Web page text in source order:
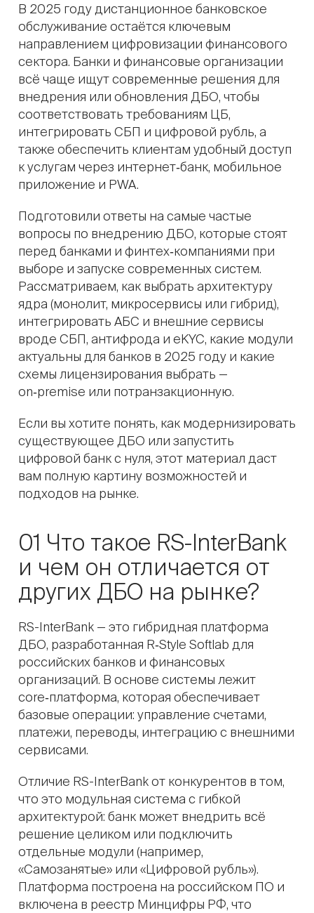
В 2025 году дистанционное банковское
обслуживание остаётся ключевым
направлением цифровизации финансового
сектора. Банки и финансовые организации
всё чаще ищут современные решения для
внедрения или обновления ДБО, чтобы
соответствовать требованиям ЦБ,
интегрировать СБП и цифровой рубль, а
также обеспечить клиентам удобный доступ
к услугам через интернет‑банк, мобильное
приложение и PWA.
Подготовили ответы на самые частые
вопросы по внедрению ДБО, которые стоят
перед банками и финтех‑компаниями при
выборе и запуске современных систем.
Рассматриваем, как выбрать архитектуру
ядра (монолит, микросервисы или гибрид),
интегрировать АБС и внешние сервисы
вроде СБП, антифрода и eKYC, какие модули
актуальны для банков в 2025 году и какие
схемы лицензирования выбрать —
on‑premise или потранзакционную.
Если вы хотите понять, как модернизировать
существующее ДБО или запустить
цифровой банк с нуля, этот материал даст
вам полную картину возможностей и
подходов на рынке.
01 Что такое RS-InterBank
и чем он отличается от
других ДБО на рынке?
RS-InterBank — это гибридная платформа
ДБО, разработанная R‑Style Softlab для
российских банков и финансовых
организаций. В основе системы лежит
core‑платформа, которая обеспечивает
базовые операции: управление счетами,
платежи, переводы, интеграцию с внешними
сервисами.
Отличие RS-InterBank от конкурентов в том,
что это модульная система с гибкой
архитектурой: банк может внедрить всё
решение целиком или подключить
отдельные модули (например,
«Самозанятые» или «Цифровой рубль»).
Платформа построена на российском ПО и
включена в реестр Минцифры РФ, что